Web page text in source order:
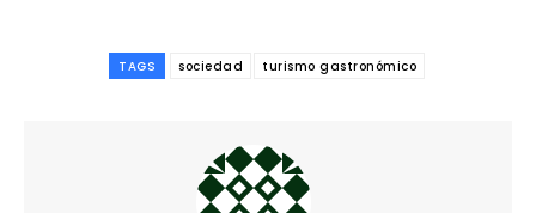
TAGS sociedad turismo gastronómico